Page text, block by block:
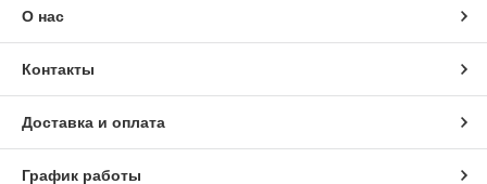
О нас
Контакты
Доставка и оплата
График работы